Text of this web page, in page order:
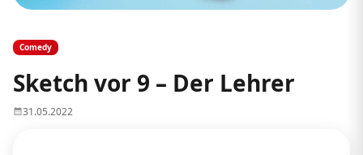
Comedy
Sketch vor 9 – Der Lehrer
31.05.2022